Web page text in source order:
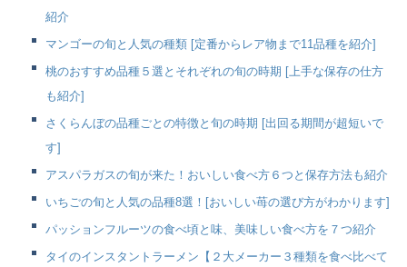
紹介
マンゴーの旬と人気の種類 [定番からレア物まで11品種を紹介]
桃のおすすめ品種５選とそれぞれの旬の時期 [上手な保存の仕方
も紹介]
さくらんぼの品種ごとの特徴と旬の時期 [出回る期間が超短いで
す]
アスパラガスの旬が来た！おいしい食べ方６つと保存方法も紹介
いちごの旬と人気の品種8選！[おいしい苺の選び方がわかります]
パッションフルーツの食べ頃と味、美味しい食べ方を７つ紹介
タイのインスタントラーメン【２大メーカー３種類を食べ比べて